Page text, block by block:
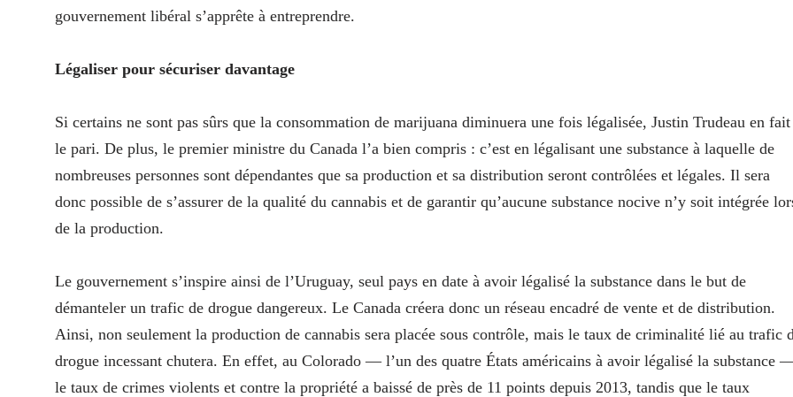
gouvernement libéral s’apprête à entreprendre.
Légaliser pour sécuriser davantage
Si certains ne sont pas sûrs que la consommation de marijuana diminuera une fois légalisée, Justin Trudeau en fait
le pari. De plus, le premier ministre du Canada l’a bien compris : c’est en légalisant une substance à laquelle de
nombreuses personnes sont dépendantes que sa production et sa distribution seront contrôlées et légales. Il sera
donc possible de s’assurer de la qualité du cannabis et de garantir qu’aucune substance nocive n’y soit intégrée
de la production.
Le gouvernement s’inspire ainsi de l’Uruguay, seul pays en date à avoir légalisé la substance dans le but de
démanteler un trafic de drogue dangereux. Le Canada créera donc un réseau encadré de vente et de distribution.
Ainsi, non seulement la production de cannabis sera placée sous contrôle, mais le taux de criminalité lié au trafic
drogue incessant chutera. En effet, au Colorado — l’un des quatre États américains à avoir légalisé la substance
le taux de crimes violents et contre la propriété a baissé de près de 11 points depuis 2013, tandis que le taux